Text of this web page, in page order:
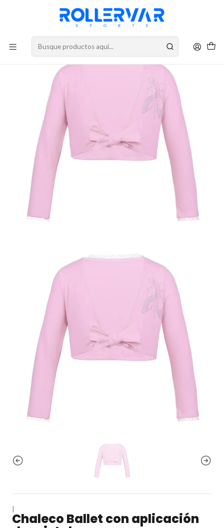
DESPACHOS A TODO CHILE
Chaleco Ballet con aplicación